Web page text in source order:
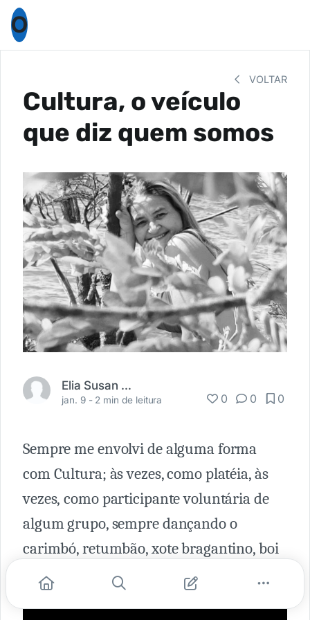
O
VOLTAR
Cultura, o veículo
que diz quem somos
Elia Susan W Menezes
jan. 9 - 2 min de leitura 0 0 0
Sempre me envolvi de alguma forma
com Cultura; às vezes, como platéia, às
vezes, como participante voluntária de
algum grupo, sempre dançando o
carimbó, retumbão, xote bragantino, boi
bumbá, enfim...